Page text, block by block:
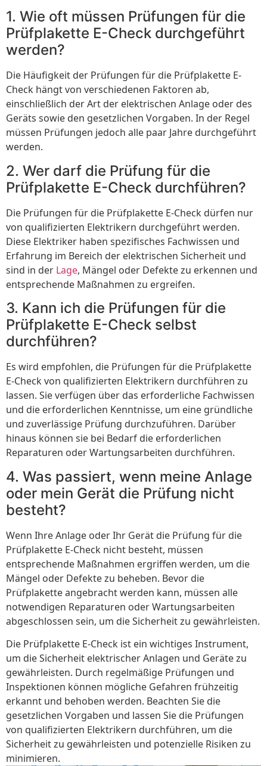
1. Wie oft müssen Prüfungen für die
Prüfplakette E-Check durchgeführt
werden?
Die Häufigkeit der Prüfungen für die Prüfplakette E-
Check hängt von verschiedenen Faktoren ab,
einschließlich der Art der elektrischen Anlage oder des
Geräts sowie den gesetzlichen Vorgaben. In der Regel
müssen Prüfungen jedoch alle paar Jahre durchgeführt
werden.
2. Wer darf die Prüfung für die
Prüfplakette E-Check durchführen?
Die Prüfungen für die Prüfplakette E-Check dürfen nur
von qualifizierten Elektrikern durchgeführt werden.
Diese Elektriker haben spezifisches Fachwissen und
Erfahrung im Bereich der elektrischen Sicherheit und
sind in der Lage, Mängel oder Defekte zu erkennen und
entsprechende Maßnahmen zu ergreifen.
3. Kann ich die Prüfungen für die
Prüfplakette E-Check selbst
durchführen?
Es wird empfohlen, die Prüfungen für die Prüfplakette
E-Check von qualifizierten Elektrikern durchführen zu
lassen. Sie verfügen über das erforderliche Fachwissen
und die erforderlichen Kenntnisse, um eine gründliche
und zuverlässige Prüfung durchzuführen. Darüber
hinaus können sie bei Bedarf die erforderlichen
Reparaturen oder Wartungsarbeiten durchführen.
4. Was passiert, wenn meine Anlage
oder mein Gerät die Prüfung nicht
besteht?
Wenn Ihre Anlage oder Ihr Gerät die Prüfung für die
Prüfplakette E-Check nicht besteht, müssen
entsprechende Maßnahmen ergriffen werden, um die
Mängel oder Defekte zu beheben. Bevor die
Prüfplakette angebracht werden kann, müssen alle
notwendigen Reparaturen oder Wartungsarbeiten
abgeschlossen sein, um die Sicherheit zu gewährleisten.
Die Prüfplakette E-Check ist ein wichtiges Instrument,
um die Sicherheit elektrischer Anlagen und Geräte zu
gewährleisten. Durch regelmäßige Prüfungen und
Inspektionen können mögliche Gefahren frühzeitig
erkannt und behoben werden. Beachten Sie die
gesetzlichen Vorgaben und lassen Sie die Prüfungen
von qualifizierten Elektrikern durchführen, um die
Sicherheit zu gewährleisten und potenzielle Risiken zu
minimieren.